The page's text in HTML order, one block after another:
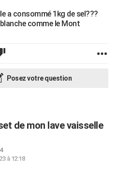
a consommé 1kg de sel???
comme le Mont
Posez votre question
de mon lave vaisselle
à 12:18